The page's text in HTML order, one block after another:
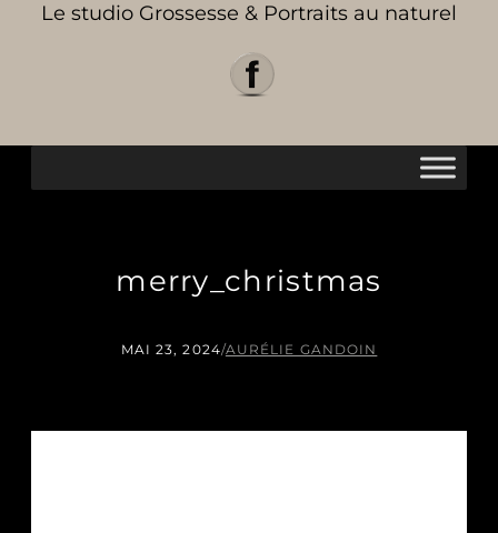
Le studio Grossesse & Portraits au naturel
merry_christmas
MAI 23, 2024/AURÉLIE GANDOIN